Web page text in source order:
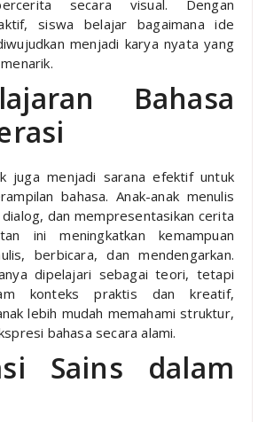
secara visual. Dengan
siswa belajar bagaimana ide
menjadi karya nyata yang
Bahasa
juga menjadi sarana efektif untuk
bahasa. Anak-anak menulis
dan mempresentasikan cerita
ini meningkatkan kemampuan
berbicara, dan mendengarkan.
dipelajari sebagai teori, tetapi
konteks praktis dan kreatif,
lebih mudah memahami struktur,
bahasa secara alami.
Sains dalam